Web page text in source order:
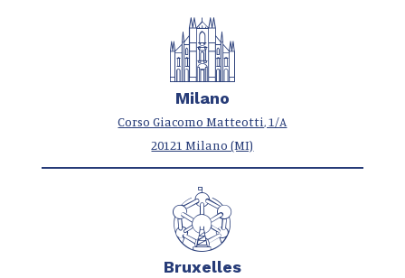
Milano
Corso Giacomo Matteotti, 1/A
20121 Milano (MI)
Bruxelles